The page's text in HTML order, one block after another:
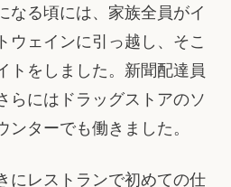
なる頃には、家族全員がイ
ウェインに引っ越し、そこ
トをしました。新聞配達員
らにはドラッグストアのソ
ンターでも働きました。
にレストランで初めての仕